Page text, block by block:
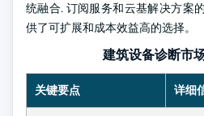
统融合. 订阅服务和云基解决方案
供了可扩展和成本效益高的选择。
建筑设备诊断市
关键要点 详细